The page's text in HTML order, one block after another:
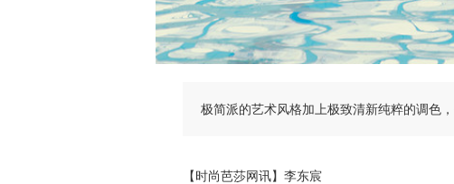
极简派的艺术风格加上极致清新纯粹的调色
【时尚芭莎网讯】李东宸